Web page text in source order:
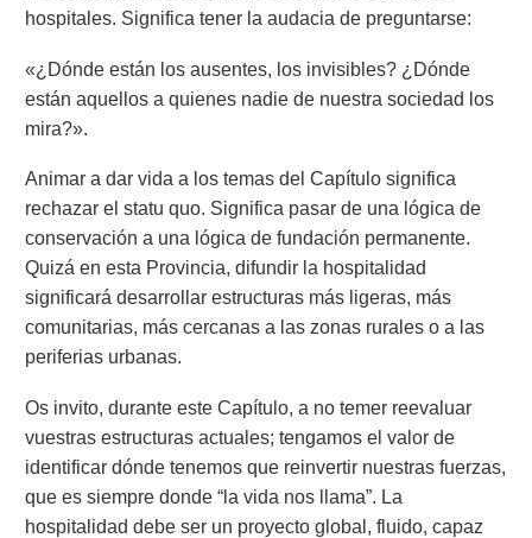
hospitales. Significa tener la audacia de preguntarse:
«¿Dónde están los ausentes, los invisibles? ¿Dónde
están aquellos a quienes nadie de nuestra sociedad los
mira?».
Animar a dar vida a los temas del Capítulo significa
rechazar el statu quo. Significa pasar de una lógica de
conservación a una lógica de fundación permanente.
Quizá en esta Provincia, difundir la hospitalidad
significará desarrollar estructuras más ligeras, más
comunitarias, más cercanas a las zonas rurales o a las
periferias urbanas.
Os invito, durante este Capítulo, a no temer reevaluar
vuestras estructuras actuales; tengamos el valor de
identificar dónde tenemos que reinvertir nuestras fuerzas,
que es siempre donde “la vida nos llama”. La
hospitalidad debe ser un proyecto global, fluido, capaz